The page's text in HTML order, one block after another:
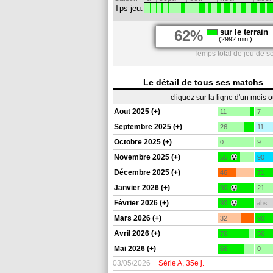
Tps jeu:
62% sur le terrain
(2992 min.)
Temps total de jeu de
Le détail de tous ses matchs
cliquez sur la ligne d'un mois
Aout 2025 (+)
11 7
Septembre 2025 (+) 26 11
Octobre 2025 (+) 0 9
Novembre 2025 (+) 55 90
Décembre 2025 (+) 46 71
Janvier 2026 (+) 90 21
Février 2026 (+) 90 abs.
Mars 2026 (+) 32 90
Avril 2026 (+) 76 56
Mai 2026 (+) 66 0
03/05/2026 Série A, 35e j.